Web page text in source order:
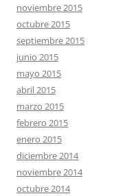
noviembre 2015
octubre 2015
septiembre 2015
junio 2015
mayo 2015
abril 2015
marzo 2015
febrero 2015
enero 2015
diciembre 2014
noviembre 2014
octubre 2014